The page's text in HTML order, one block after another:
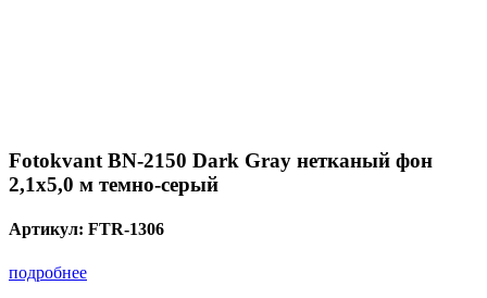
Fotokvant BN-2150 Dark Gray нетканый фон
2,1х5,0 м темно-серый
Артикул: FTR-1306
подробнее